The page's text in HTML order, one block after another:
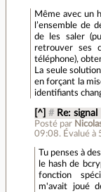
Même avec un
l’ensemble de
de les saler
retrouver ses
téléphone),
La seule
en forçant la
identifiants
[^] # Re: signal
Posté par
09:08. Évalué à
Tu penses à
le hash de
fonction
m'avait joué